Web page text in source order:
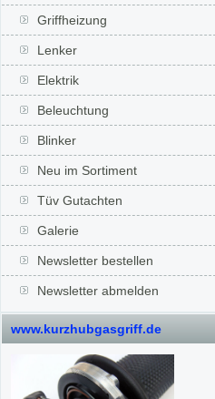
Griffheizung
Lenker
Elektrik
Beleuchtung
Blinker
Neu im Sortiment
Tüv Gutachten
Galerie
Newsletter bestellen
Newsletter abmelden
www.kurzhubgasgriff.de